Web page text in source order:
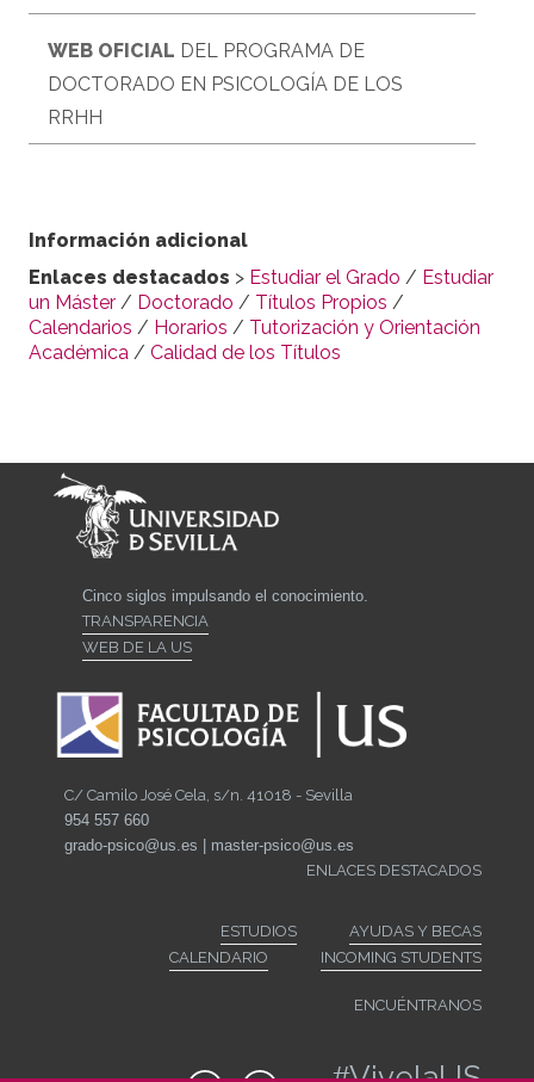
WEB OFICIAL DEL PROGRAMA DE
DOCTORADO EN PSICOLOGÍA DE LOS
RRHH
Información adicional
Enlaces destacados > Estudiar el Grado / Estudiar
un Máster / Doctorado / Títulos Propios /
Calendarios / Horarios / Tutorización y Orientación
Académica / Calidad de los Títulos
Cinco siglos impulsando el conocimiento.
TRANSPARENCIA
WEB DE LA US
C/ Camilo José Cela, s/n. 41018 - Sevilla
954 557 660
grado-psico@us.es | master-psico@us.es
ENLACES DESTACADOS
ESTUDIOS
AYUDAS Y BECAS
CALENDARIO
INCOMING STUDENTS
ENCUÉNTRANOS